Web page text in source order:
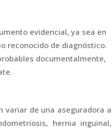
evidencial, ya sea en
reconocido de diagnóstico.
documentalmente,
variar de una aseguradora a
hernia inguinal,